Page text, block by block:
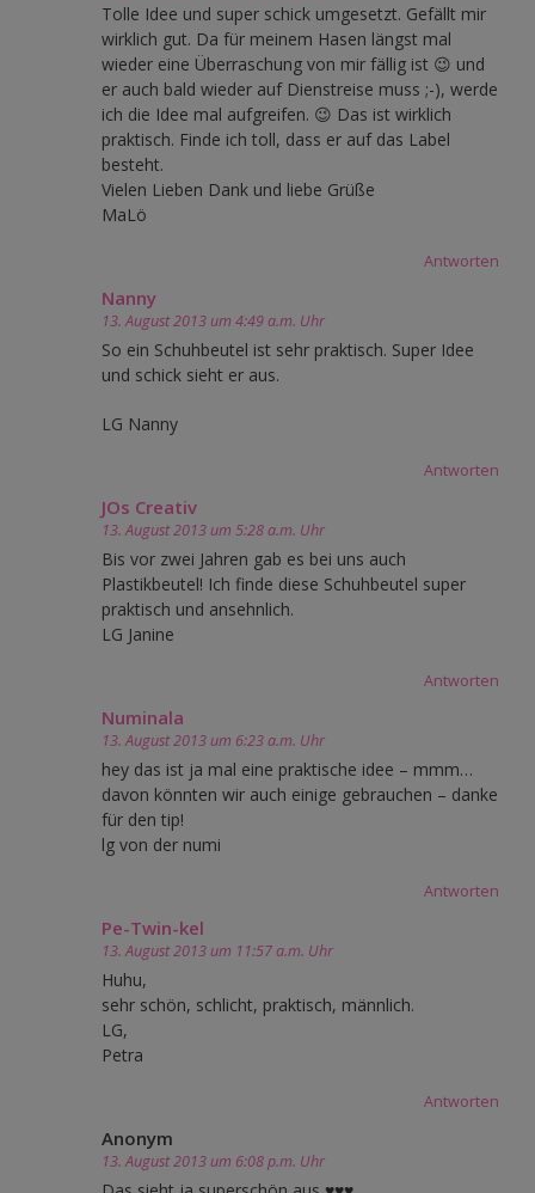
Tolle Idee und super schick umgesetzt. Gefällt mir
wirklich gut. Da für meinem Hasen längst mal
wieder eine Überraschung von mir fällig ist 😉 und
er auch bald wieder auf Dienstreise muss ;-), werde
ich die Idee mal aufgreifen. 😉 Das ist wirklich
praktisch. Finde ich toll, dass er auf das Label
besteht.
Vielen Lieben Dank und liebe Grüße
MaLö
Antworten
Nanny
13. August 2013 um 4:49 a.m. Uhr
So ein Schuhbeutel ist sehr praktisch. Super Idee
und schick sieht er aus.
LG Nanny
Antworten
JOs Creativ
13. August 2013 um 5:28 a.m. Uhr
Bis vor zwei Jahren gab es bei uns auch
Plastikbeutel! Ich finde diese Schuhbeutel super
praktisch und ansehnlich.
LG Janine
Antworten
Numinala
13. August 2013 um 6:23 a.m. Uhr
hey das ist ja mal eine praktische idee – mmm…
davon könnten wir auch einige gebrauchen – danke
für den tip!
lg von der numi
Antworten
Pe-Twin-kel
13. August 2013 um 11:57 a.m. Uhr
Huhu,
sehr schön, schlicht, praktisch, männlich.
LG,
Petra
Antworten
Anonym
13. August 2013 um 6:08 p.m. Uhr